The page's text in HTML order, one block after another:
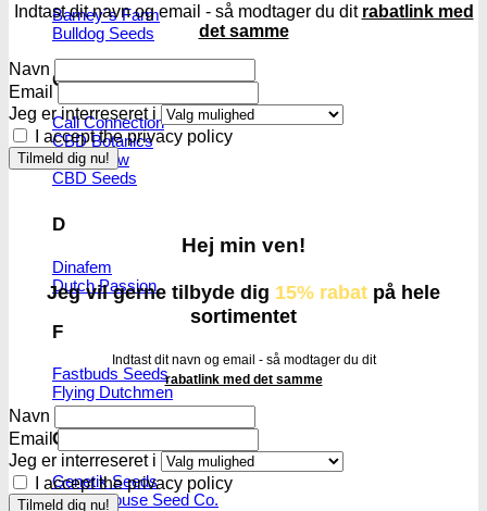
Barney´s Farm
Bulldog Seeds
C
Cali Connection
CBD Botanics
CBD Crew
CBD Seeds
D
Dinafem
Dutch Passion
F
Fastbuds Seeds
Flying Dutchmen
G
Genetik Seeds
Green House Seed Co.
Indtast dit navn og email - så modtager du dit rabatlink med
det samme
Navn
Email
Jeg er interreseret i
I accept the privacy policy
Hej min ven!
Jeg vil gerne tilbyde dig 15% rabat på hele
sortimentet
Indtast dit navn og email - så modtager du dit
rabatlink med det samme
Navn
Email
Jeg er interreseret i
I accept the privacy policy